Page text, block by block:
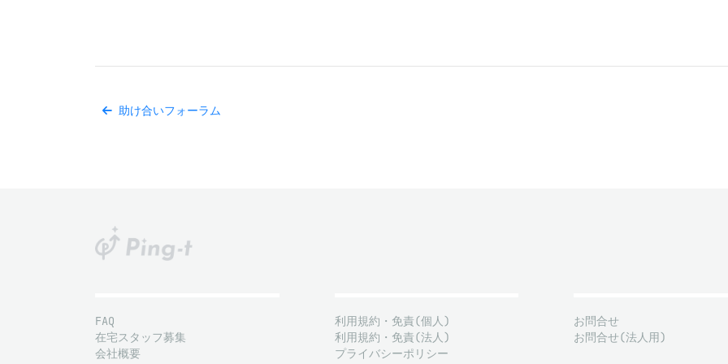
助け合いフォーラム
FAQ
在宅スタッフ募集
会社概要
利用規約・免責(個人)
利用規約・免責(法人)
プライバシーポリシー
お問合せ
お問合せ(法人用)